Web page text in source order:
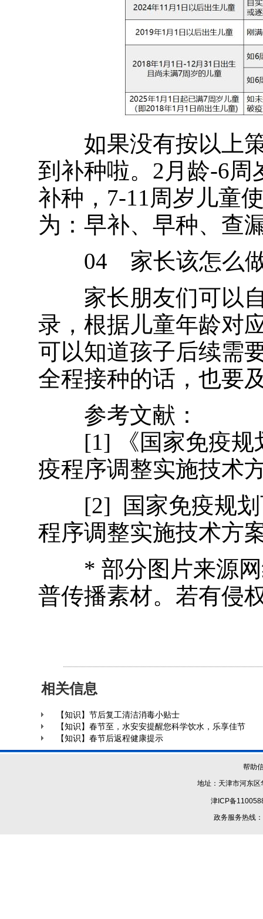
如果没有按以上策
到补种啦。2月龄-6
补种，7-11周岁儿童
为：早补、早种、查
04 家长该怎么
家长朋友们可以自
录，根据儿童年龄对
可以知道孩子后续需
全程接种的话，也要
参考文献：
[1] 《国家免疫规
疫程序调整实施技术
[2] 国家免疫规
程序调整实施技术方
* 部分图片来源
普传播素材。若有侵
相关信息
【知识】节后复工清洁消毒小贴士
【知识】春节至，水安安提醒您科学饮水，乐享佳节
【知识】春节后返程健康提示
帮助
地址：天津市河
津ICP备
政务服务热线